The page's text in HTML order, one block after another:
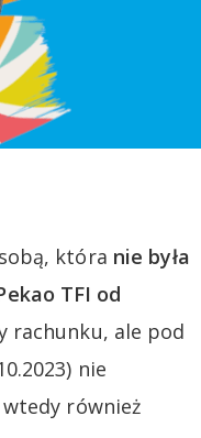
która nie była
TFI od
rachunku, ale pod
nie
wtedy również